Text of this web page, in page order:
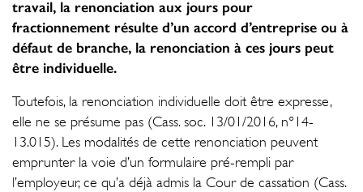
travail, la renonciation aux jours pour
fractionnement résulte d’un accord d’entreprise ou à
défaut de branche, la renonciation à ces jours peut
être individuelle.
Toutefois, la renonciation individuelle doit être expresse,
elle ne se présume pas (Cass. soc. 13/01/2016, n°14-
13.015). Les modalités de cette renonciation peuvent
emprunter la voie d’un formulaire pré-rempli par
l’employeur, ce qu’a déjà admis la Cour de cassation (Cass.